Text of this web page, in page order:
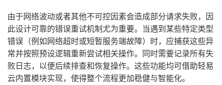
由于网络波动或者其他不可控因素会造成部分请求失败，因
此设计可靠的错误重试机制尤为重要。当遇到某些特定类型
错误（例如网络超时或短暂服务端故障）时，应捕获这些异
常并按照预设逻辑重新尝试相关操作。同时需要记录所有失
败日志，以便后续排查和恢复操作。这些功能均可借助轻易
云内置模块实现，使得整个流程更加稳健与智能化。